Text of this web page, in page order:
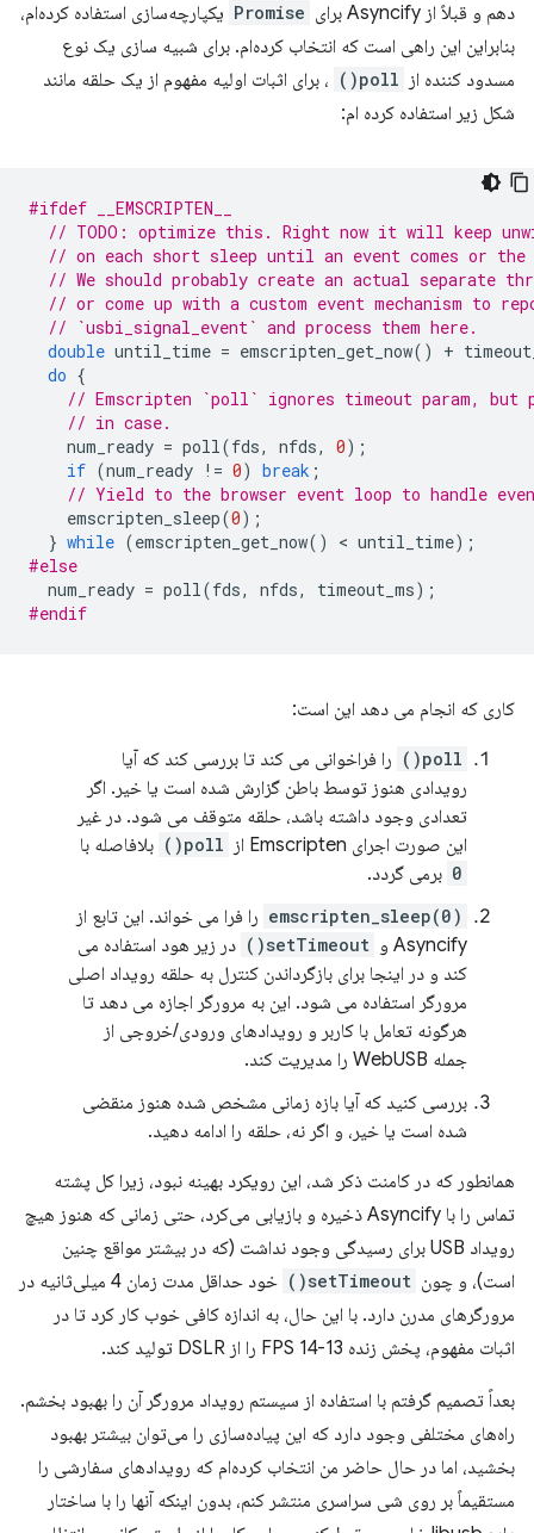
دهم و قبلاً از Asyncify برای
Promise یکپارچه‌سازی استفاده کرده‌ام،
بنابراین این راهی است که انتخاب کرده‌ام. برای شبیه سازی یک نوع
مسدود کننده از poll()
، برای اثبات اولیه مفهوم از یک حلقه مانند
شکل زیر استفاده کرده ام:
#ifdef __EMSCRIPTEN__
// TODO: optimize this. Right now it will keep
// on each short sleep until an event comes or
// We should probably create an actual separate
// or come up with a custom event mechanism to
// `usbi_signal_event` and process them here.
double until_time = emscripten_get_now() +
do {
// Emscripten `poll` ignores timeout param,
// in case.
num_ready = poll(fds, nfds, 0);
if (num_ready != 0) break ;
// Yield to the browser event loop to handle
emscripten_sleep(0);
} while (emscripten_get_now() < until_time);
#else
num_ready = poll(fds, nfds, timeout_ms);
#endif
کاری که انجام می دهد این است:
poll()
را فراخوانی می کند تا بررسی کند که آیا
رویدادی هنوز توسط باطن گزارش شده است یا خیر. اگر
تعدادی وجود داشته باشد، حلقه متوقف می شود. در غیر
این صورت اجرای Emscripten از
poll() بلافاصله با
0 برمی گردد.
emscripten_sleep(0) را فرا می خواند. این تابع از
Asyncify و
setTimeout()
در زیر هود استفاده می
کند و در اینجا برای بازگرداندن کنترل به حلقه رویداد اصلی
مرورگر استفاده می شود. این به مرورگر اجازه می دهد تا
هرگونه تعامل با کاربر و رویدادهای ورودی/خروجی از
جمله WebUSB را مدیریت کند.
بررسی کنید که آیا بازه زمانی مشخص شده هنوز منقضی
شده است یا خیر، و اگر نه، حلقه را ادامه دهید.
همانطور که در کامنت ذکر شد، این رویکرد بهینه نبود، زیرا کل پشته
تماس را با Asyncify ذخیره و بازیابی می‌کرد، حتی زمانی که هنوز هیچ
رویداد USB برای رسیدگی وجود نداشت (که در بیشتر مواقع چنین
است)، و چون setTimeout()
خود حداقل مدت زمان 4 میلی‌ثانیه در
مرورگرهای مدرن دارد. با این حال، به اندازه کافی خوب کار کرد تا در
اثبات مفهوم، پخش زنده 13-14 FPS را از DSLR تولید کند.
بعداً تصمیم گرفتم با استفاده از سیستم رویداد مرورگر آن را بهبود بخشم.
راه‌های مختلفی وجود دارد که این پیاده‌سازی را می‌توان بیشتر بهبود
بخشید، اما در حال حاضر من انتخاب کرده‌ام که رویدادهای سفارشی را
مستقیماً بر روی شی سراسری منتشر کنم، بدون اینکه آنها را با ساختار